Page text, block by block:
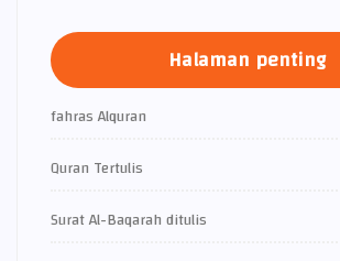
Halaman penting
fahras Alquran
Quran Tertulis
Surat Al-Baqarah ditulis